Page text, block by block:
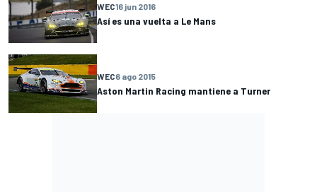
WEC16 jun 2016
Así es una vuelta a Le Mans
WEC6 ago 2015
Aston Martin Racing mantiene a Turner